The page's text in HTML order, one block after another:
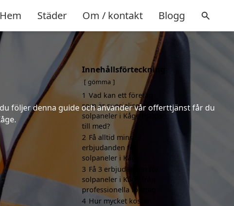
Hem Städer Om / kontakt Blogg
följer denna guide och använder vår offerttjänst får du
Innehållsförteckning
gömma
1 Vad kan ett företag
som är specialiserat på
solpaneler i Kåge hjälpa
till med?
2 Få alltid minst 3
erbjudanden för
solpaneler i Kåge
3 Få 3 erbjudanden för
solpaneler i Kåge från
professionella företag
4 Hur mycket kostar